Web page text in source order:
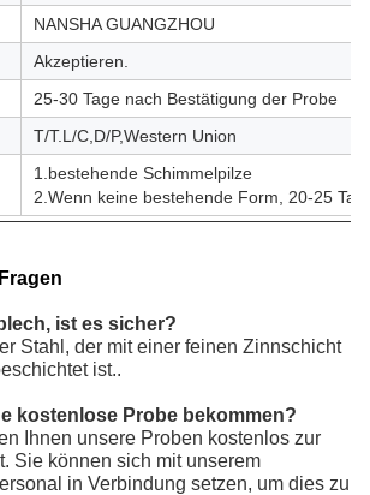
NANSHA GUANGZHOU
Akzeptieren.
25-30 Tage nach Bestätigung der Probe
T/T.L/C,D/P,Western Union
1.bestehende Schimmelpilze
2.Wenn keine bestehende Form, 20-25
ist es sicher?
Stahl, der mit einer feinen Zinnschicht
ist..
kostenlose Probe bekommen?
Ihnen unsere Proben kostenlos zur
Sie können sich mit unserem
in Verbindung setzen, um dies zu